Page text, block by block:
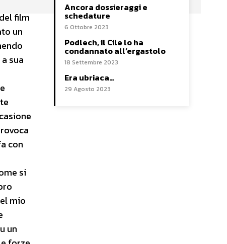
film
un
sua
con
si
mio
un
Ancora dossieraggi e
schedature
6 Ottobre 2023
Podlech, il Cile lo ha
condannato all’ergastolo
18 Settembre 2023
Era ubriaca…
29 Agosto 2023